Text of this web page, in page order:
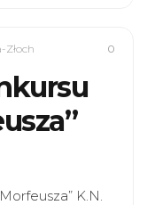
0
K.N.